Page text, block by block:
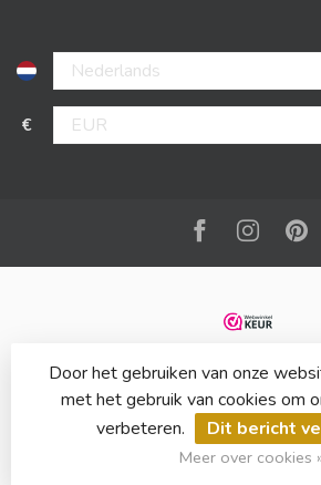
€
© Copyright 2026
Door het gebruiken van onze
met het gebruik van cookies om
verbeteren.
Dit bericht
Meer over cookies